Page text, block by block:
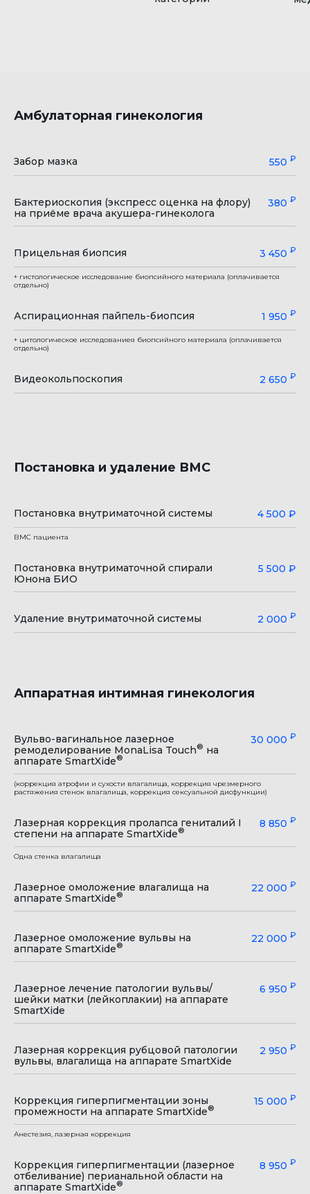
Амбулаторная гинекология
Забор мазка 550 ₽
Бактериоскопия (экспресс оценка на флору)
на приёме врача акушера-гинеколога
380 ₽
Прицельная биопсия 3 450 ₽
+ гистологическое исследование биопсийного материала (оплачивается
отдельно)
Аспирационная пайпель-биопсия 1 950 ₽
+ цитологическое исследованиея биопсийного материала (оплачивается
отдельно)
Видеокольпоскопия 2 650 ₽
Постановка и удаление ВМС
Постановка внутриматочной системы 4 500 ₽
ВМС пациента
Постановка внутриматочной спирали
Юнона БИО
5 500 ₽
Удаление внутриматочной системы 2 000 ₽
Аппаратная интимная гинекология
Вульво-вагинальное лазерное
ремоделирование MonaLisa Touch® на
аппарате SmartXide®
30 000 ₽
(коррекция атрофии и сухости влагалища, коррекция чрезмерного
растяжения стенок влагалища, коррекция сексуальной дисфункции)
Лазерная коррекция пролапса гениталий I
степени на аппарате SmartXide®
8 850 ₽
Одна стенка влагалища
Лазерное омоложение влагалища на
аппарате SmartXide®
22 000 ₽
Лазерное омоложение вульвы на
аппарате SmartXide®
22 000 ₽
Лазерное лечение патологии вульвы/
шейки матки (лейкоплакии) на аппарате
SmartXide
6 950 ₽
Лазерная коррекция рубцовой патологии
вульвы, влагалища на аппарате SmartXide
2 950 ₽
Коррекция гиперпигментации зоны
промежности на аппарате SmartXide®
15 000 ₽
Анестезия, лазерная коррекция
Коррекция гиперпигментации (лазерное
отбеливание) перианальной области на
аппарате SmartXide®
8 950 ₽